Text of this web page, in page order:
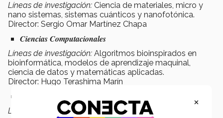
Líneas de investigación: Ciencia de materiales, micro y
nano sistemas, sistemas cuánticos y nanofotónica.
Director: Sergio Omar Martínez Chapa
Ciencias Computacionales
Líneas de investigación: Algoritmos bioinspirados en
bioinformática, modelos de aprendizaje maquinal,
ciencia de datos y matemáticas aplicadas.
Director: Hugo Terashima Marín
Líneas de investigación: Mecatrónica y manufactura
×